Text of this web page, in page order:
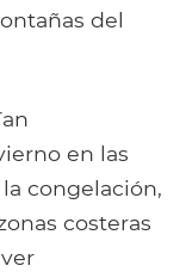
del
en las
congelación,
costeras